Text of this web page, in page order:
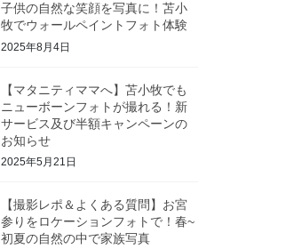
子供の自然な笑顔を写真に！苫小
牧でウォールペイントフォト体験
2025年8月4日
【マタニティママへ】苫小牧でも
ニューボーンフォトが撮れる！新
サービス及び半額キャンペーンの
お知らせ
2025年5月21日
【撮影レポ＆よくある質問】お宮
参りをロケーションフォトで！春~
初夏の自然の中で家族写真